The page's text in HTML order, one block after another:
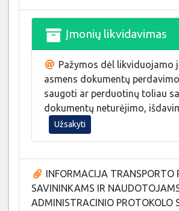
Įmonių likvidavimas
Pažymos dėl likviduojamo
asmens dokumentų
saugoti ar perduotinų toliau
dokumentų neturėjimo,
Užsakyti
INFORMACIJA TRANSPORTO
SAVININKAMS IR
ADMINISTRACINIO PROTOKOLO